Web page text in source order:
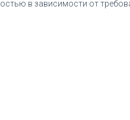
в зависимости от